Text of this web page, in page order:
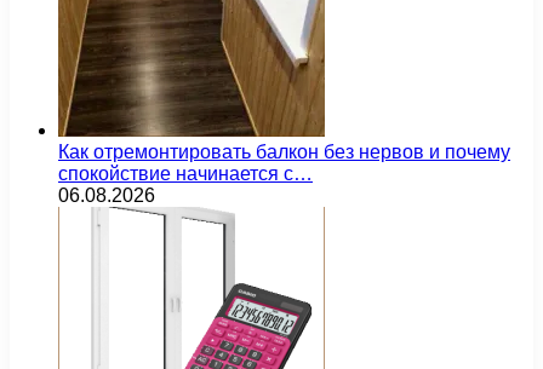
Как отремонтировать балкон без нервов и почему
спокойствие начинается с…
06.08.2026